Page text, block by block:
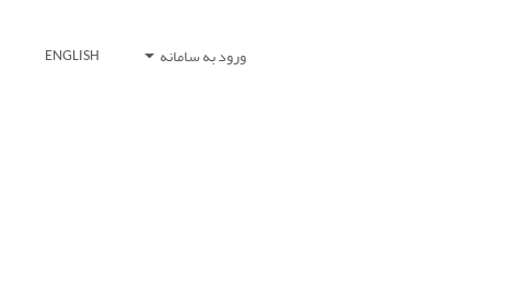
ورود به سامانه ENGLISH